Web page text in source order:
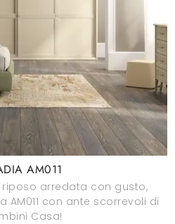
AM011
riposo arredata con gusto,
con ante scorrevoli di
Casa!